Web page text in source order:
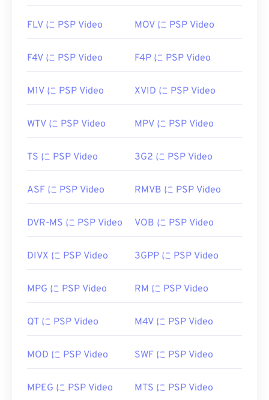
FLV に PSP Video MOV に PSP Video
F4V に PSP Video F4P に PSP Video
M1V に PSP Video XVID に PSP Video
WTV に PSP Video MPV に PSP Video
TS に PSP Video 3G2 に PSP Video
ASF に PSP Video RMVB に PSP Video
DVR-MS に PSP Video VOB に PSP Video
DIVX に PSP Video 3GPP に PSP Video
MPG に PSP Video RM に PSP Video
QT に PSP Video M4V に PSP Video
MOD に PSP Video SWF に PSP Video
MPEG に PSP Video MTS に PSP Video